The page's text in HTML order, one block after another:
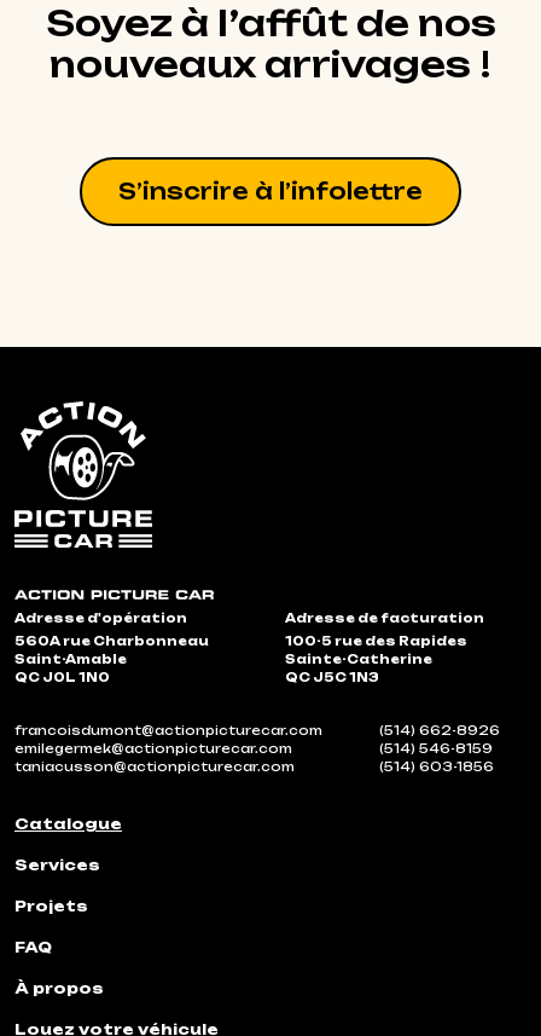
Soyez à l’affût de nos
nouveaux arrivages !
S’inscrire à l’infolettre
Adresse d'opération
560A rue Charbonneau
Saint-Amable
QC J0L 1N0
Adresse de facturation
100-5 rue des Rapides
Sainte-Catherine
QC J5C 1N3
francoisdumont@actionpicturecar.com
(514) 662-8926
emilegermek@actionpicturecar.com
(514) 546-8159
taniacusson@actionpicturecar.com
(514) 603-1856
Catalogue
Services
Projets
FAQ
À propos
Louez votre véhicule